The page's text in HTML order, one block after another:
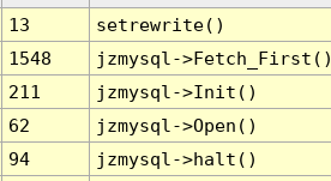
13
setrewrite()
1548
jzmysql-
211
jzmysql->Init()
62
jzmysql->Open()
94
jzmysql->halt()